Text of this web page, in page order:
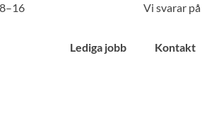
Vi svarar
Lediga jobb Kontakt